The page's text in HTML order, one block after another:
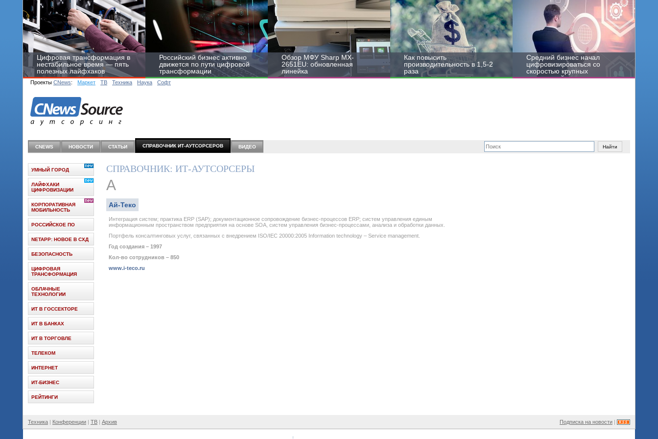
Цифровая трансформация в
нестабильное время — пять
полезных лайфхаков
Российский бизнес активно
движется по пути цифровой
трансформации
Обзор МФУ Sharp MX-
2651EU: обновленная
линейка
Как повысить
производительность в 1,5-2
раза
Средний бизнес начал
цифровизироваться со
скоростью крупных
корпораций
Проекты CNews: Маркет ТВ Техника Наука Софт
CNEWS НОВОСТИ СТАТЬИ СПРАВОЧНИК ИТ-АУТСОРCЕРОВ ВИДЕО
СПРАВОЧНИК: ИТ-АУТСОРСЕРЫ
А
Ай-Теко
Интеграция систем; практика ERP (SAP); документационное сопровождение бизнес-процессов ERP; систем управления единым
информационным пространством предприятия на основе SOA, систем управления бизнес-процессами, анализа и обработки данных.
Портфель консалтинговых услуг, связанных с внедрением ISO/IEC 20000:2005 Information technology – Service management.
Год создания – 1997
Кол-во сотрудников – 850
www.i-teco.ru
УМНЫЙ ГОРОД
ЛАЙФХАКИ
ЦИФРОВИЗАЦИИ
КОРПОРАТИВНАЯ
МОБИЛЬНОСТЬ
РОССИЙСКОЕ ПО
NETAPP: НОВОЕ В СХД
БЕЗОПАСНОСТЬ
ЦИФРОВАЯ
ТРАНСФОРМАЦИЯ
ОБЛАЧНЫЕ
ТЕХНОЛОГИИ
ИТ В ГОССЕКТОРЕ
ИТ В БАНКАХ
ИТ В ТОРГОВЛЕ
ТЕЛЕКОМ
ИНТЕРНЕТ
ИТ-БИЗНЕС
РЕЙТИНГИ
Техника Конференции ТВ Архив Подписка на новости